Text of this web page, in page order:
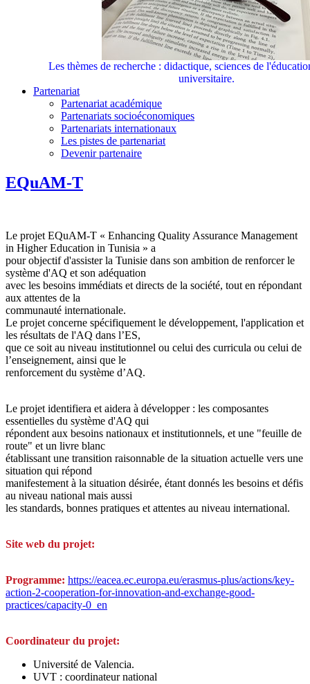
Les thèmes de recherche : didactique, sciences de
universitaire.
Partenariat
Partenariat académique
Partenariats socioéconomiques
Partenariats internationaux
Les pistes de partenariat
Devenir partenaire
EQuAM-T
Le projet EQuAM-T « Enhancing Quality Assurance Management
in Higher Education in Tunisia » a
pour objectif d'assister la Tunisie dans son ambition de renforcer le
système d'AQ et son adéquation
avec les besoins immédiats et directs de la société, tout en répondant
aux attentes de la
communauté internationale.
Le projet concerne spécifiquement le développement, l'application et
les résultats de l'AQ dans l’ES,
que ce soit au niveau institutionnel ou celui des curricula ou celui de
l’enseignement, ainsi que le
renforcement du système d’AQ.
Le projet identifiera et aidera à développer : les composantes
essentielles du système d'AQ qui
répondent aux besoins nationaux et institutionnels, et une "feuille de
route" et un livre blanc
établissant une transition raisonnable de la situation actuelle vers une
situation qui répond
manifestement à la situation désirée, étant donnés les besoins et défis
au niveau national mais aussi
les standards, bonnes pratiques et attentes au niveau international.
Site web du projet:
Programme: https://eacea.ec.europa.eu/erasmus-plus/actions/key-
action-2-cooperation-for-innovation-and-exchange-good-
practices/capacity-0_en
Coordinateur du projet:
Université de Valencia.
UVT : coordinateur national